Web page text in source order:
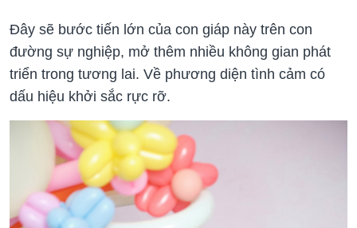
Đây sẽ bước tiến lớn của con giáp này trên con
đường sự nghiệp, mở thêm nhiều không gian phát
triển trong tương lai. Về phương diện tình cảm có
dấu hiệu khởi sắc rực rỡ.